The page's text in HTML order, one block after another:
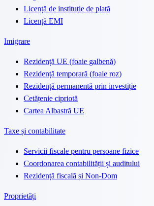
Licență de instituție de plată
Licență EMI
Imigrare
Rezidență UE (foaie galbenă)
Rezidență temporară (foaie roz)
Rezidență permanentă prin investiție
Cetățenie cipriotă
Cartea Albastră UE
Taxe și contabilitate
Servicii fiscale pentru persoane fizice
Coordonarea contabilității și auditului
Rezidență fiscală și Non-Dom
Proprietăți